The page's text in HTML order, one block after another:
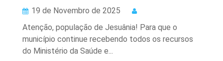
19 de Novembro de 2025
Atenção, população de Jesuânia! Para que o
município continue recebendo todos os recursos
do Ministério da Saúde e...